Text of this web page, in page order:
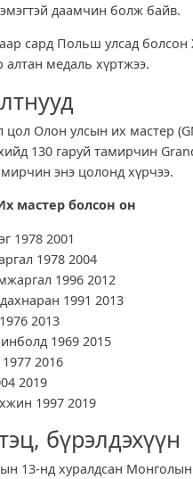
даамчин болж байв.
сард Польш улсад болсон
медаль хүртжээ.
Олон улсын их мастер
130 гаруй тамирчин
энэ цолонд хүрчээ.
мастер болсон он
1978 2001
1978 2004
1996 2012
1991 2013
2013
1969 2015
2016
2019
1997 2019
бүрэлдэхүүн
13-нд хуралдсан